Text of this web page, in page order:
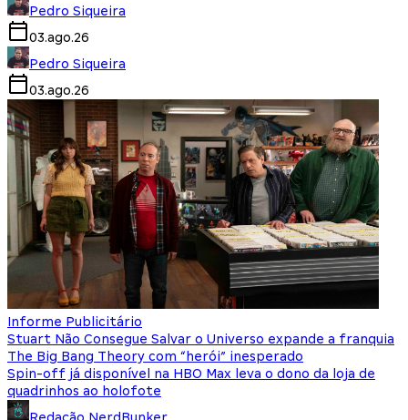
Pedro Siqueira
03.ago.26
Pedro Siqueira
03.ago.26
Informe Publicitário
Stuart Não Consegue Salvar o Universo expande a franquia
The Big Bang Theory com “herói” inesperado
Spin-off já disponível na HBO Max leva o dono da loja de
quadrinhos ao holofote